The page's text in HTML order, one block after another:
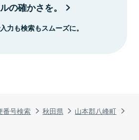
番号検索 秋田県
山本郡八峰町
の確かさを。
力も検索もスムーズに。